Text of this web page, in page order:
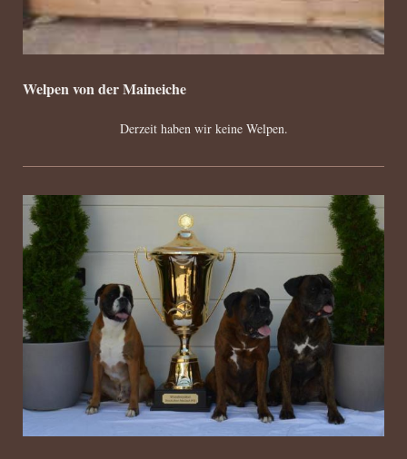
Welpen von der Maineiche
Derzeit haben wir keine Welpen.